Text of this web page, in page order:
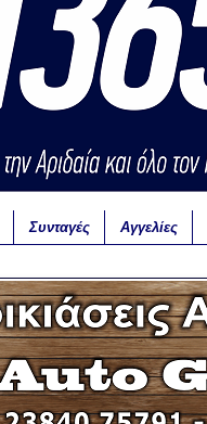
Συνταγές Αγγελίες